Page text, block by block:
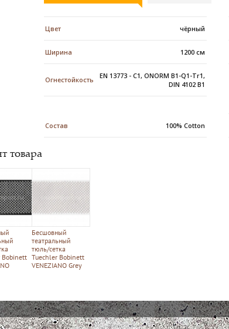
Цвет чёрный
Ширина 1200 см
Огнестойкость
EN 13773 - C1, ONORM B1-Q1-Tr1,
DIN 4102 B1
Состав 100% Cotton
товара
Bobinett
Бесшовный
театральный
тюль/сетка
Tuechler Bobinett
VENEZIANO Grey